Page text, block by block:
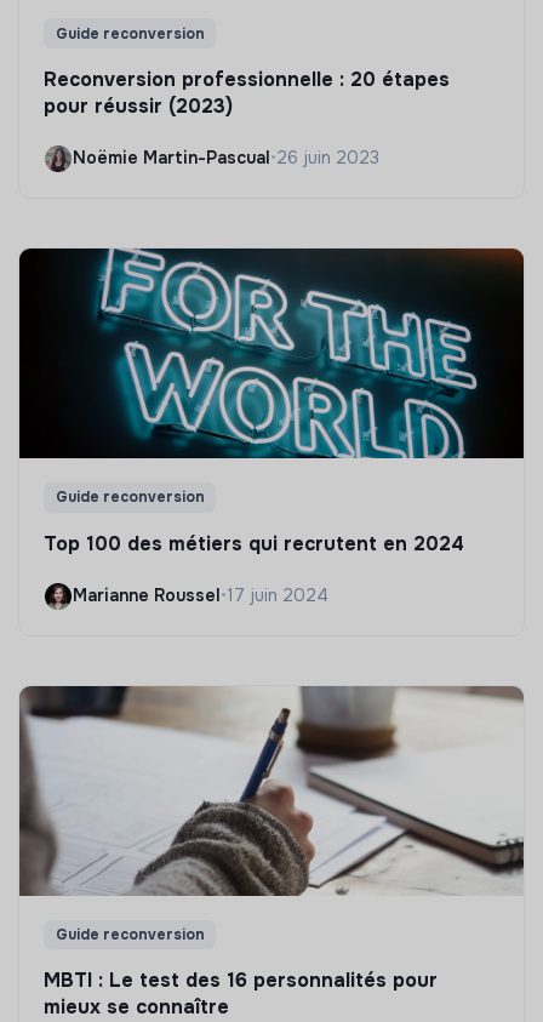
Guide reconversion
Reconversion professionnelle : 20 étapes
pour réussir (2023)
Noëmie Martin-Pascual •26 juin 2023
Guide reconversion
Top 100 des métiers qui recrutent en 2024
Marianne Roussel•17 juin 2024
Guide reconversion
MBTI : Le test des 16 personnalités pour
mieux se connaître